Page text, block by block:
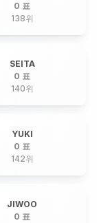
0 표
138위
SEITA
0 표
140위
YUKI
0 표
142위
JIWOO
0 표